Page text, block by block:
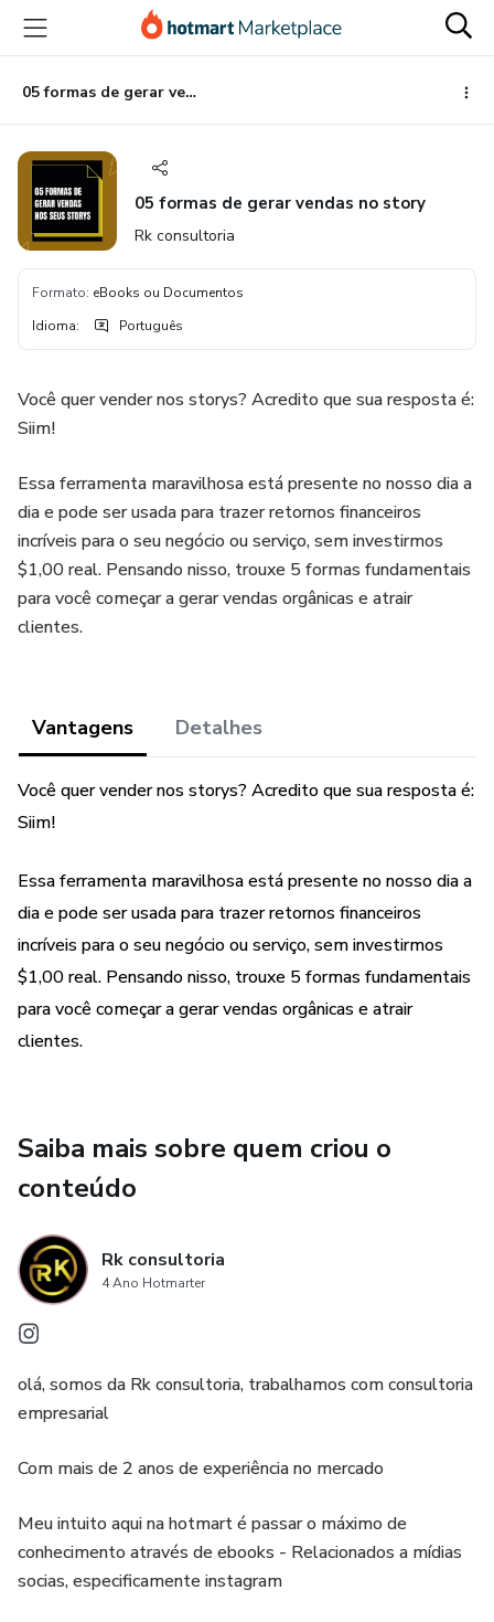
para
conteúdo
principal
para
pagamento
para
rodapé
05 formas de gerar vendas no story
05 formas de gerar vendas no story
Rk consultoria
Formato: eBooks ou Documentos
Idioma: Português
Você quer vender nos storys? Acredito que sua resposta é:
Siim!
Essa ferramenta maravilhosa está presente no nosso dia a
dia e pode ser usada para trazer retornos financeiros
incríveis para o seu negócio ou serviço, sem investirmos
$1,00 real. Pensando nisso, trouxe 5 formas fundamentais
para você começar a gerar vendas orgânicas e atrair
clientes.
Vantagens Detalhes
Você quer vender nos storys? Acredito que sua resposta é:
Siim!
Essa ferramenta maravilhosa está presente no nosso dia a
dia e pode ser usada para trazer retornos financeiros
incríveis para o seu negócio ou serviço, sem investirmos
$1,00 real. Pensando nisso, trouxe 5 formas fundamentais
para você começar a gerar vendas orgânicas e atrair
clientes.
Saiba mais sobre quem criou o
conteúdo
Rk consultoria
4 Ano Hotmarter
olá, somos da Rk consultoria, trabalhamos com consultoria
empresarial
Com mais de 2 anos de experiência no mercado
Meu intuito aqui na hotmart é passar o máximo de
conhecimento através de ebooks - Relacionados a mídias
socias, especificamente instagram